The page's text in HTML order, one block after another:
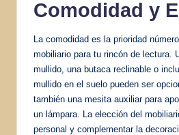
Comodidad y
La comodidad es la prioridad
mobiliario para tu rincón de lectura.
mullido, una butaca reclinable o
mullido en el suelo pueden ser
también una mesita auxiliar para
un lámpara. La elección del
personal y complementar la